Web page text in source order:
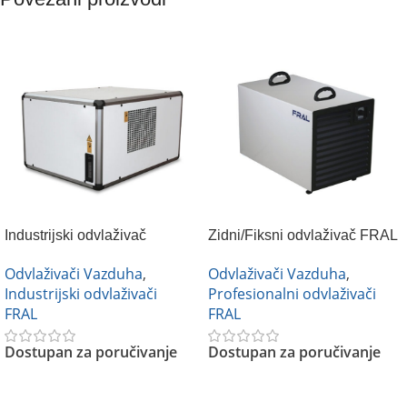
Industrijski odvlaživač
Odvlaživači Vazduha,
Industrijski odvlaživači
FRAL
Dostupan za poručivanje
Zidni/Fiksni odvlaživač FRAL
Odvlaživači Vazduha,
Profesionalni odvlaživači
FRAL
Dostupan za poručivanje